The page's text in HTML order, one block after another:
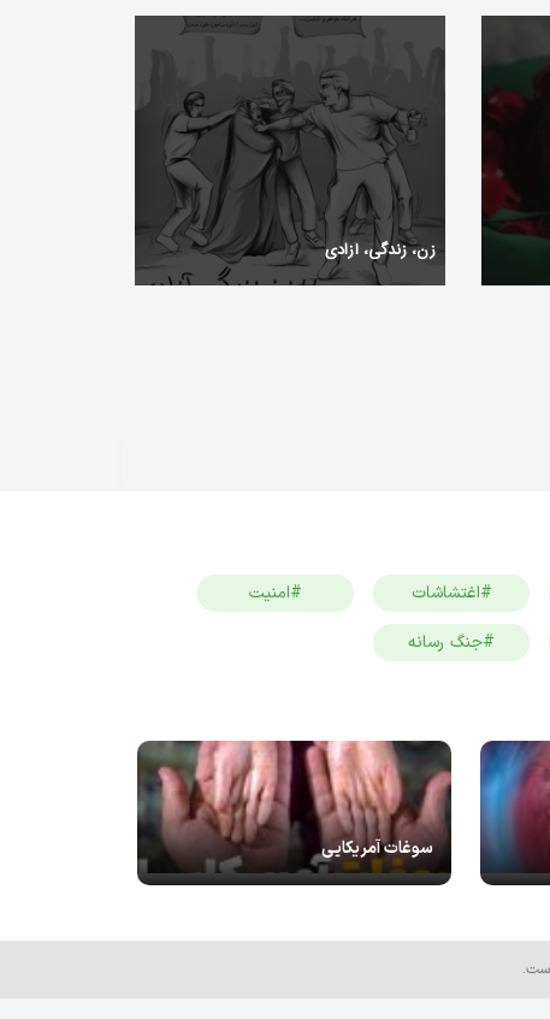
زن، زندگی، آزادی
#اغتشاشات
#امنیت
#جنگ رسانه
سوغات آمریکایی